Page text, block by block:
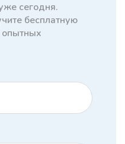
сегодня.
бесплатную
опытных